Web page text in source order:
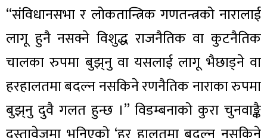
“संविधानसभा र लोकतान्त्रिक गणतन्त्रको नारालाई
लागू हुनै नसक्ने विशुद्ध राजनैतिक वा कुटनैतिक
चालका रुपमा बुझ्‌नु वा यसलाई लागू भैछाड्ने वा
हरहालतमा बदल्न नसकिने रणनैतिक नाराका रुपमा
बुझ्‌नु दुवै गलत हुन्छ ।” विडम्बनाको कुरा चुनवाङ्कै